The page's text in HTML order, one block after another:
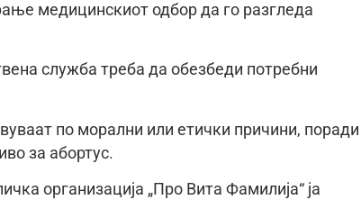
медицинскиот одбор да го разгледа
служба треба да обезбеди потребни
по морални или етички причини, поради
за абортус.
организација „Про Вита Фамилија“ ја